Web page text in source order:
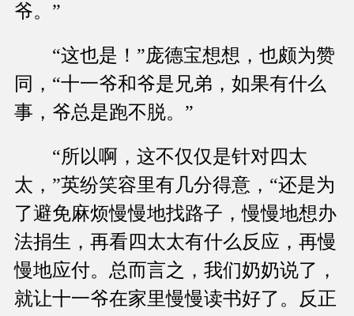
爷。”
“这也是！”庞德宝想想，也颇为赞
同，“十一爷和爷是兄弟，如果有什么
事，爷总是跑不脱。”
“所以啊，这不仅仅是针对四太
太，”英纷笑容里有几分得意，“还是为
了避免麻烦慢慢地找路子，慢慢地想办
法捐生，再看四太太有什么反应，再慢
慢地应付。总而言之，我们奶奶说了，
就让十一爷在家里慢慢读书好了。反正